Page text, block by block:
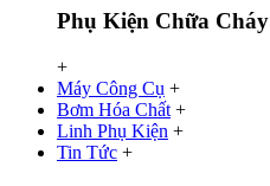
Phụ Kiện Chữa Cháy
+
Máy Công Cụ +
Bơm Hóa Chất +
Linh Phụ Kiện +
Tin Tức +